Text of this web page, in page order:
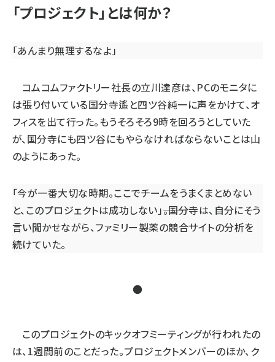
「プロジェクト」とは何か？
「あんまり無理するなよ」
コムコムファクトリー社長の立川達彦は、PCのモニタに
は張り付いている国分寺遙と四ツ谷純一に声をかけて、オ
フィスを出て行った。もうそろそろ9時を回ろうとしていた
が、国分寺にも四ツ谷にもやらなければならないことは山
のようにあった。
「今が一番大切な時期。ここでチームをうまくまとめない
と、このプロジェクトは成功しない」――。国分寺は、自分にそう
言い聞かせながら、ファミリー製薬の競合サイトの分析を
続けていた。
●
このプロジェクトのキックオフミーティングが行われたの
は、1週間前のことだった。プロジェクトメンバーのほか、ク